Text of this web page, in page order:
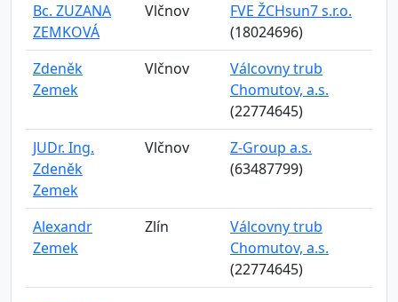
Bc. ZUZANA
ZEMKOVÁ
Vlčnov
FVE ŽCHsun7 s.r.o.
(18024696)
Zdeněk
Zemek
Vlčnov
Válcovny trub
Chomutov, a.s.
(22774645)
JUDr. Ing.
Zdeněk
Zemek
Vlčnov
Z-Group a.s.
(63487799)
Alexandr
Zemek
Zlín
Válcovny trub
Chomutov, a.s.
(22774645)